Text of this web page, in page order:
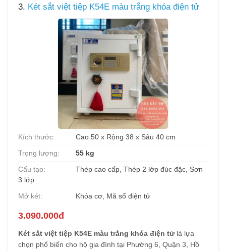
3. Két sắt việt tiệp K54E màu trắng khóa điện tử
Kích thước:
Cao 50 x Rộng 38 x Sâu 40 cm
Trọng lượng:
55 kg
Cấu tạo:
Thép cao cấp, Thép 2 lớp đúc đặc, Sơn
3 lớp
Mở két:
Khóa cơ, Mã số điện tử
3.090.000đ
Két sắt việt tiệp K54E màu trắng khóa điện tửlà lựa
chọn phổ biến cho hộ gia đình tại Phường 6, Quận 3, Hồ